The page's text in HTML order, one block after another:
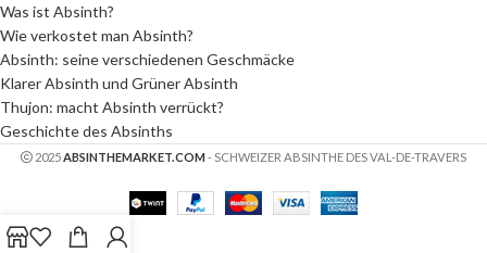
Was ist Absinth?
Wie verkostet man Absinth?
Absinth: seine verschiedenen Geschmäcke
Klarer Absinth und Grüner Absinth
Thujon: macht Absinth verrückt?
Geschichte des Absinths
2025ABSINTHEMARKET.COM - SCHWEIZER ABSINTHE DES VAL-DE-TRAVERS